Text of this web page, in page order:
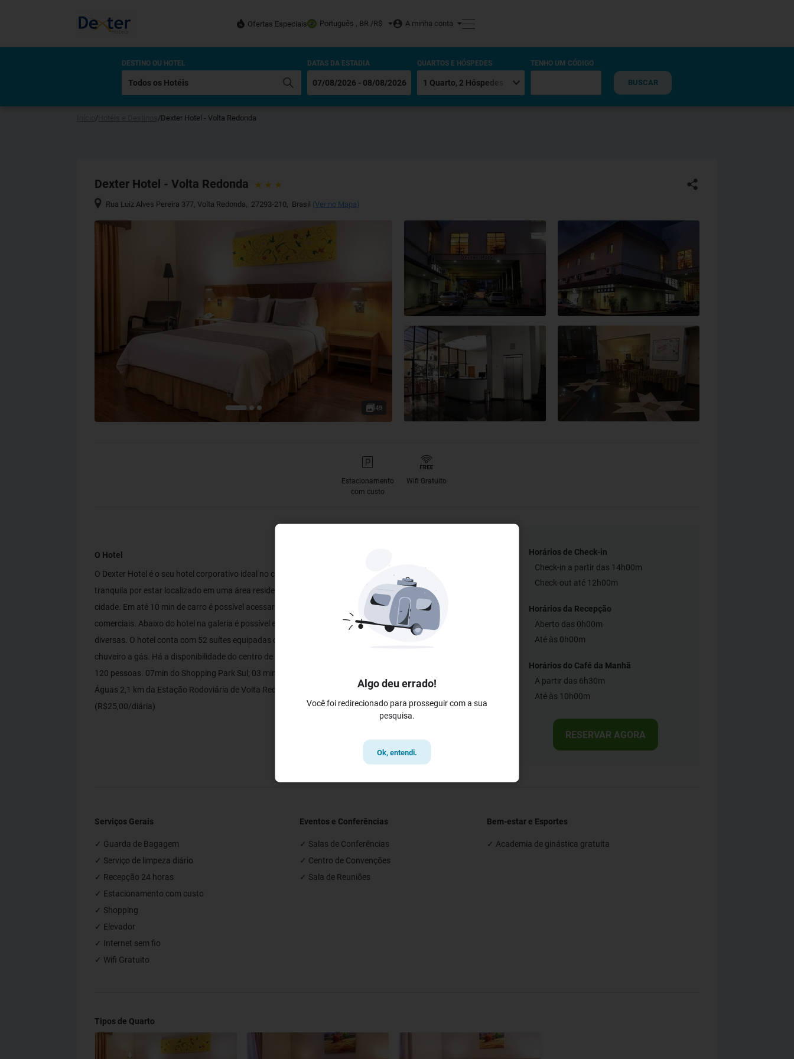
Ofertas Especiais Português , BR /R$ A minha conta
Algo deu errado!
Você foi redirecionado para prosseguir com a sua
pesquisa.
Ok, entendi.
DESTINO OU HOTEL DATAS DA ESTADIA QUARTOS E HÓSPEDES TENHO UM CÓDIGO
BUSCAR
/ /Dexter Hotel - Volta Redonda
Dexter Hotel - Volta Redonda
Rua Luiz Alves Pereira 377,Volta Redonda, 27293-210, Brasil (Ver no Mapa)
49
Estacionamento
com custo
Wifi Gratuito
O Hotel
O Dexter Hotel é o seu hotel corporativo ideal no centro de Volta Redonda, contando com uma localização
tranquila por estar localizado em uma área residencial da cidade, porém próximo os principais pontos da
cidade. Em até 10 min de carro é possível acessar os shoppings da cidade, rodoviária e os principais centros
comerciais. Abaixo do hotel na galeria é possível encontrar serviços de cabeleireiro, restaurante e lojas
diversas. O hotel conta com 52 suítes equipadas com camas queen, ar condicionado, frigobar, TV a cabo e
chuveiro a gás. Há a disponibilidade do centro de eventos contando com 03 Salas com capacidades entre 30 a
120 pessoas. 07min do Shopping Park Sul; 03 min do Centro da Cidade; 17 min do Parque Aquático Aldeia das
Águas 2,1 km da Estação Rodoviária de Volta Redonda 1,2km a Praça Santos Dumont Estacionamento pago.
(R$25,00/diária)
Horários de Check-in
Check-in a partir das 14h00m
Check-out até 12h00m
Horários da Recepção
Aberto das 0h00m
Até às 0h00m
Horários do Café da Manhã
A partir das 6h30m
Até às 10h00m
RESERVAR AGORA
Serviços Gerais
✓ Guarda de Bagagem
✓ Serviço de limpeza diário
✓ Recepção 24 horas
✓ Estacionamento com custo
✓ Shopping
✓ Elevador
✓ Internet sem fio
✓ Wifi Gratuito
Eventos e Conferências
✓ Salas de Conferências
✓ Centro de Convenções
✓ Sala de Reuniões
Bem-estar e Esportes
✓ Academia de ginástica gratuita
Tipos de Quarto